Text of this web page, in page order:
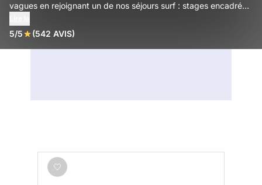
vagues en rejoignant un de nos séjours surf : stages encadrés,
du monde.
5/5 (542 AVIS)